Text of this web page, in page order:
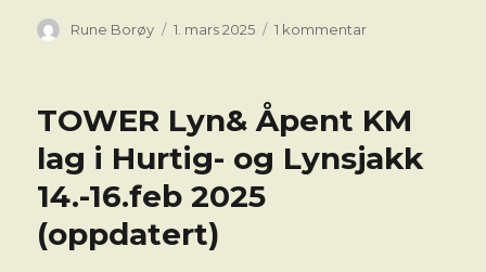
Forfatter
Rune Borøy Publisert
1. mars 2025 1 kommentartil
2.april
på
TOWER Lyn& Åpent KM
lag i Hurtig- og Lynsjakk
14.-16.feb 2025
(oppdatert)